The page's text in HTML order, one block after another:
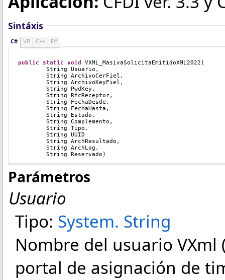
Sintáxis
C# VB C++ F#
public static void
VXML_MasivaSolicitaEmitidoXML2022(
	String Usuario,
        String ArchivoCerFiel,
        String ArchivoKeyFiel,
        String PwdKey,
        String RfcReceptor,
        String FechaDesde,
        String FechaHasta,
	String Estado,
	String Complemento,
	String Tipo,
	String UUID
        String ArchResultado,
        String ArchLog,
        String Reservado)
Parámetros
Usuario
Tipo: System. String
Nombre del usuario
portal de asignación de